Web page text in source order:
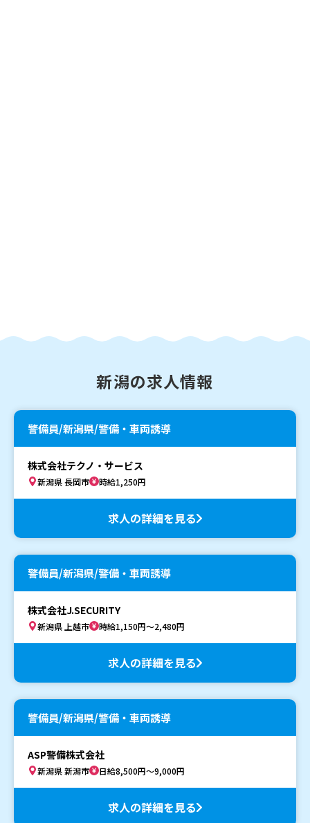
新潟の求人情報
警備員/新潟県/警備・車両誘導
株式会社テクノ・サービス
新潟県 長岡市 時給1,250円
求人の詳細を見る
警備員/新潟県/警備・車両誘導
株式会社J.SECURITY
新潟県 上越市 時給1,150円～2,480円
求人の詳細を見る
警備員/新潟県/警備・車両誘導
ASP警備株式会社
新潟県 新潟市 日給8,500円～9,000円
求人の詳細を見る